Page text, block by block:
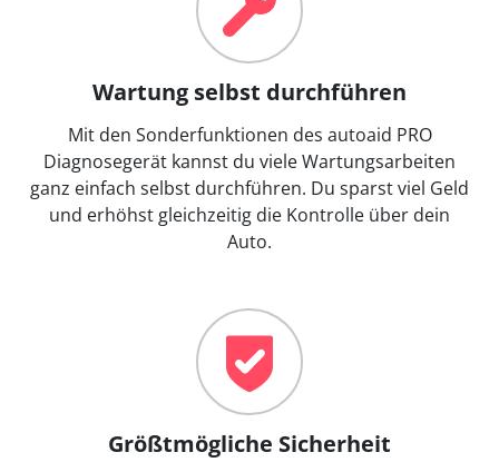
Wartung selbst durchführen
Mit den Sonderfunktionen des autoaid PRO
Diagnosegerät kannst du viele Wartungsarbeiten
ganz einfach selbst durchführen. Du sparst viel Geld
und erhöhst gleichzeitig die Kontrolle über dein
Auto.
Größtmögliche Sicherheit